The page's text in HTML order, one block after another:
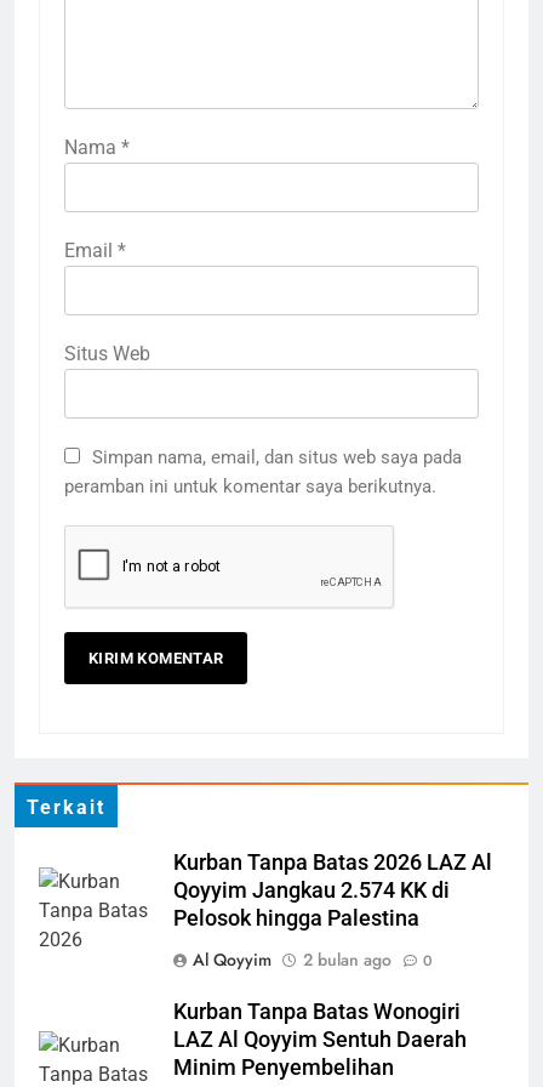
Nama *
Email *
Situs Web
Simpan nama, email, dan situs web saya pada
peramban ini untuk komentar saya berikutnya.
Terkait
Kurban Tanpa Batas 2026 LAZ Al
Qoyyim Jangkau 2.574 KK di
Pelosok hingga Palestina
Al Qoyyim
2 bulan ago 0
Kurban Tanpa Batas Wonogiri
LAZ Al Qoyyim Sentuh Daerah
Minim Penyembelihan
3
Terima Kasih Guru Ngaji untuk
Donatur Ramadan Gemar
LAPORAN
AKSI SIGAP BENCANA LAPORAN
LAZ Al-Qoyyim Salurkan
Santunan Tahap 1 Ramadan
RAMADHAN
Berkah dengan bayar fidyah